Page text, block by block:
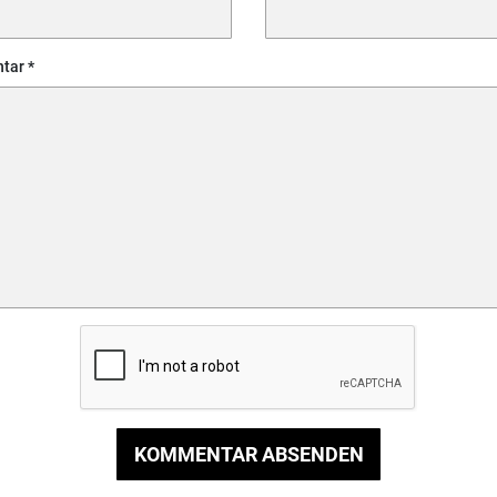
KOMMENTAR ABSENDEN